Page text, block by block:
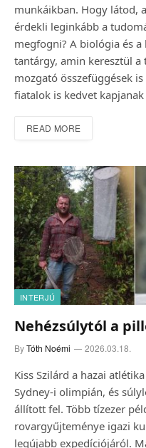
munkáikban. Hogy látod,
érdekli leginkább a
megfogni? A biológia és
tantárgy, amin keresztül a
mozgató összefüggések
fiatalok is kedvet
READ MORE
INTERJÚ
Nehézsúlytól a
ByTóth Noémi 2026.03.18.
Kiss Szilárd a hazai
Sydney-i olimpián, és
állított fel. Több tízezer
rovargyűjteménye igazi
legújabb expedíciójáról.